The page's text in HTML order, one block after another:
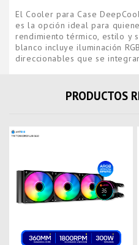
El Cooler para Case
es la opción ideal para
rendimiento térmico, estilo y
blanco incluye iluminación
direccionables que se
PRODUCTOS